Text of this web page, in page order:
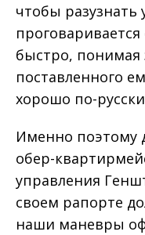
чтобы разузнать
быстро,
поставленного
хорошо по-
Именно поэтому
обер-
управления
своем рапорте
наши маневры